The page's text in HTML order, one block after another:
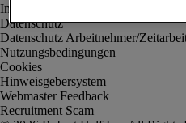
Impressum
Datenschutz
Datenschutz Arbeitnehmer/
Nutzungsbedingungen
Cookies
Hinweisgebersystem
Webmaster Feedback
Recruitment Scam